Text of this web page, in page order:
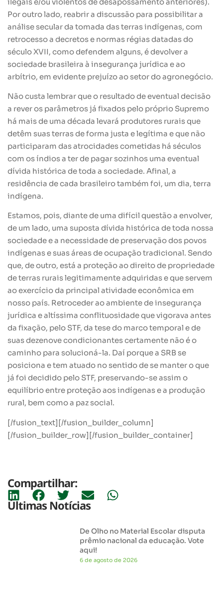
Por outro lado, reabrir a discussão para possibilitar a
análise secular da tomada das terras indígenas, com
retrocesso a decretos e normas régias datadas do
século XVII, como defendem alguns, é devolver a
sociedade brasileira à insegurança jurídica e ao
arbítrio, em evidente prejuízo ao setor do agronegócio.
Não custa lembrar que o resultado de eventual decisão
a rever os parâmetros já fixados pelo próprio Supremo
há mais de uma década levará produtores rurais que
detêm suas terras de forma justa e legítima e que não
participaram das atrocidades cometidas há séculos
com os índios a ter de pagar sozinhos uma eventual
dívida histórica de toda a sociedade. Afinal, a
residência de cada brasileiro também foi, um dia, terra
indígena.
Estamos, pois, diante de uma difícil questão a envolver,
de um lado, uma suposta dívida histórica de toda nossa
sociedade e a necessidade de preservação dos povos
indígenas e suas áreas de ocupação tradicional. Sendo
que, de outro, está a proteção ao direito de propriedade
de terras rurais legitimamente adquiridas e que servem
ao exercício da principal atividade econômica em
nosso país. Retroceder ao ambiente de insegurança
jurídica e altíssima conflituosidade que vigorava antes
da fixação, pelo STF, da tese do marco temporal e de
suas dezenove condicionantes certamente não é o
caminho para solucioná-la. Daí porque a SRB se
posiciona e tem atuado no sentido de se manter o que
já foi decidido pelo STF, preservando-se assim o
equilíbrio entre proteção aos indígenas e a produção
rural, bem como a paz social.
[/fusion_text][/fusion_builder_column]
[/fusion_builder_row][/fusion_builder_container]
Compartilhar:
Últimas Notícias
De Olho no Material Escolar disputa
prêmio nacional da educação. Vote
aqui!
6 de agosto de 2026